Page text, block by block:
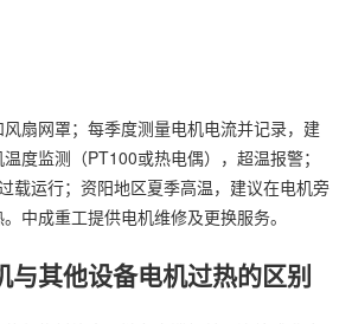
扇网罩；每季度测量电机电流并记录，建
度监测（PT100或热电偶），超温报警；
载运行；资阳地区夏季高温，建议在电机旁
中成重工提供电机维修及更换服务。
与其他设备电机过热的区别